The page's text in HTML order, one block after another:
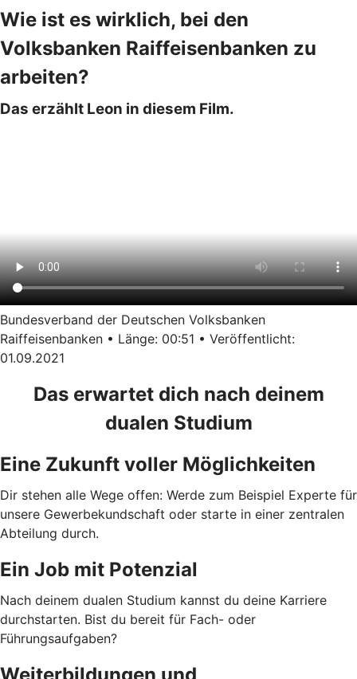
Wie ist es wirklich, bei den
Volksbanken Raiffeisenbanken zu
arbeiten?
Das erzählt Leon in diesem Film.
Bundesverband der Deutschen Volksbanken
Raiffeisenbanken • Länge: 00:51 • Veröffentlicht:
01.09.2021
Das erwartet dich nach deinem
dualen Studium
Eine Zukunft voller Möglichkeiten
Dir stehen alle Wege offen: Werde zum Beispiel Experte für
unsere Gewerbekundschaft oder starte in einer zentralen
Abteilung durch.
Ein Job mit Potenzial
Nach deinem dualen Studium kannst du deine Karriere
durchstarten. Bist du bereit für Fach- oder
Führungsaufgaben?